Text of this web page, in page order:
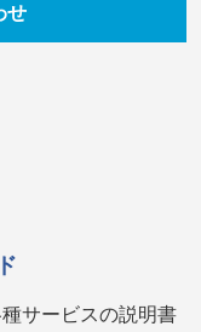
せ
サービスの説明書